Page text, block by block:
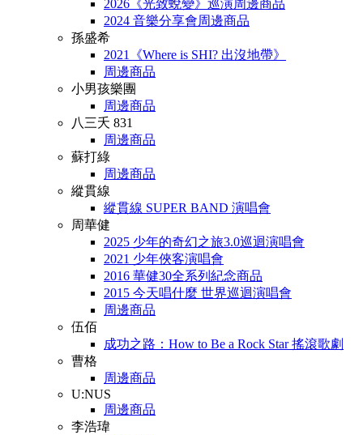
2026《光致蛻變》巡演周邊商品
2024 音樂分享會周邊商品
孫盛希
2021《Where is SHI? 出沒地帶》
周邊商品
小男孩樂團
周邊商品
八三夭 831
周邊商品
蘇打綠
周邊商品
縱貫線
縱貫線 SUPER BAND 演唱會
周華健
2025 少年的奇幻之旅3.0巡迴演唱會
2021 少年俠客演唱會
2016 華健30全系列紀念商品
2015 今天唱什麼 世界巡迴演唱會
周邊商品
伍佰
成功之路：How to Be a Rock Star 搖滾歌劇
曹格
周邊商品
U:NUS
周邊商品
李浩瑋